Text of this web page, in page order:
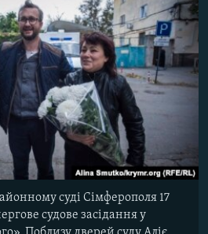
суді Сімферополя 17
судове засідання у